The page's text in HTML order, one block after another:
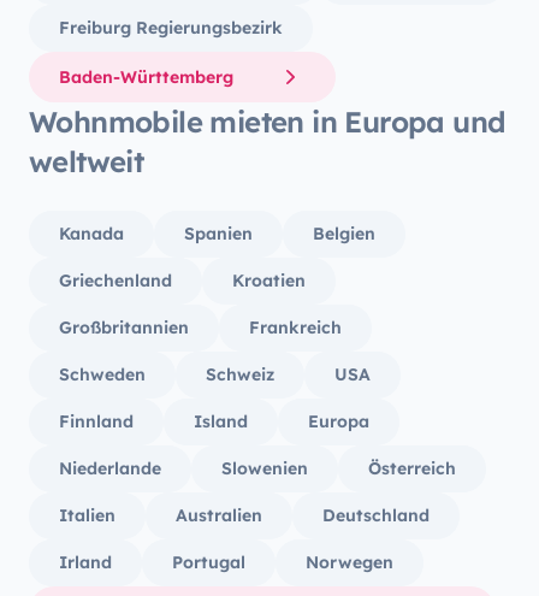
Freiburg Regierungsbezirk
Baden-Württemberg
Wohnmobile mieten in Europa und
weltweit
Kanada Spanien Belgien
Griechenland Kroatien
Großbritannien Frankreich
Schweden Schweiz USA
Finnland Island Europa
Niederlande Slowenien Österreich
Italien Australien Deutschland
Irland Portugal Norwegen